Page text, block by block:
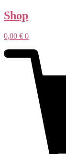
Shop
0,00 € 0